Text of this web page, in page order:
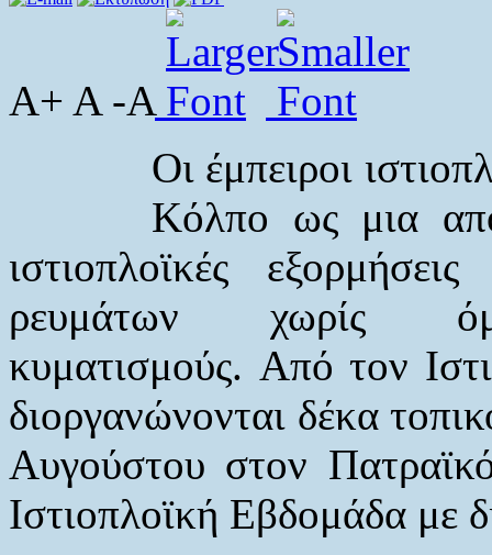
A+ A -A
Οι έμπειροι
Κόλπο ως μια από
ιστιοπλοϊκές
ρευμάτων χωρίς
κυματισμούς. Από τον
διοργανώνονται δέκα
Αυγούστου στον
Ιστιοπλοϊκή Εβδομάδα με